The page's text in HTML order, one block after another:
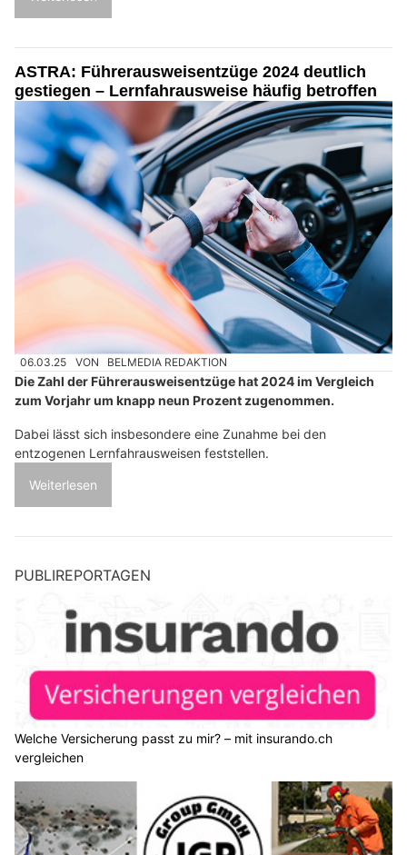
ASTRA: Führerausweisentzüge 2024 deutlich
gestiegen – Lernfahrausweise häufig betroffen
06.03.25 VON BELMEDIA REDAKTION
Die Zahl der Führerausweisentzüge hat 2024 im Vergleich
zum Vorjahr um knapp neun Prozent zugenommen.
Dabei lässt sich insbesondere eine Zunahme bei den
entzogenen Lernfahrausweisen feststellen.
Weiterlesen
PUBLIREPORTAGEN
Welche Versicherung passt zu mir? – mit insurando.ch
vergleichen